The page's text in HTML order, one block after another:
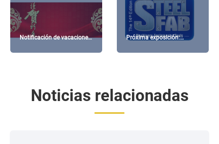
Notificación de vacaciones
Próxima exposición:
Noticias relacionadas